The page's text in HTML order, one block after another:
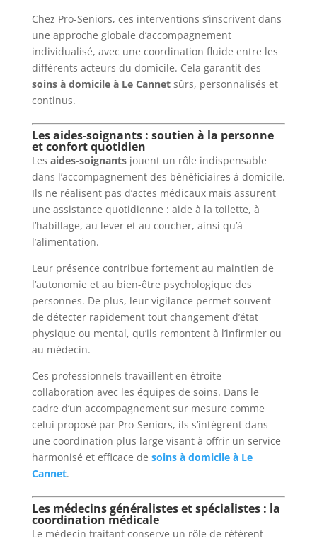
Chez Pro-Seniors, ces interventions s’inscrivent dans
une approche globale d’accompagnement
individualisé, avec une coordination fluide entre les
différents acteurs du domicile. Cela garantit des
soins à domicile à Le Cannetsûrs, personnalisés et
continus.
Les aides-soignants : soutien à la personne
et confort quotidien
Les aides-soignantsjouent un rôle indispensable
dans l’accompagnement des bénéficiaires à domicile.
Ils ne réalisent pas d’actes médicaux mais assurent
une assistance quotidienne : aide à la toilette, à
l’habillage, au lever et au coucher, ainsi qu’à
l’alimentation.
Leur présence contribue fortement au maintien de
l’autonomie et au bien-être psychologique des
personnes. De plus, leur vigilance permet souvent
de détecter rapidement tout changement d’état
physique ou mental, qu’ils remontent à l’infirmier ou
au médecin.
Ces professionnels travaillent en étroite
collaboration avec les équipes de soins. Dans le
cadre d’un accompagnement sur mesure comme
celui proposé par Pro-Seniors, ils s’intègrent dans
une coordination plus large visant à offrir un service
harmonisé et efficace de soins à domicile à Le
Cannet.
Les médecins généralistes et spécialistes : la
coordination médicale
Le médecin traitant conserve un rôle de référent